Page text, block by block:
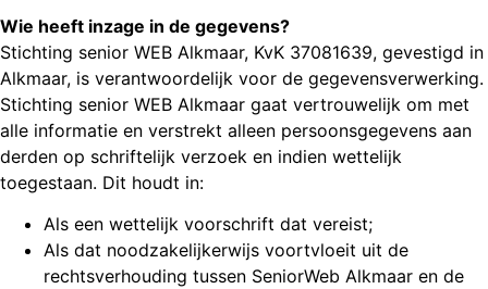
Wie heeft inzage in de gegevens?
Stichting senior WEB Alkmaar, KvK 37081639, gevestigd in
Alkmaar, is verantwoordelijk voor de gegevensverwerking.
Stichting senior WEB Alkmaar gaat vertrouwelijk om met
alle informatie en verstrekt alleen persoonsgegevens aan
derden op schriftelijk verzoek en indien wettelijk
toegestaan. Dit houdt in:
Als een wettelijk voorschrift dat vereist;
Als dat noodzakelijkerwijs voortvloeit uit de
rechtsverhouding tussen SeniorWeb Alkmaar en de